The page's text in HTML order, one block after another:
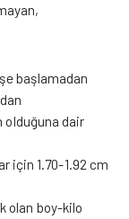
başlamadan
dair
için 1.70-1.92 cm
olan boy-kilo